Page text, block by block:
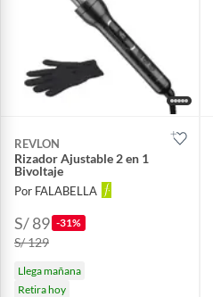
REVLON
Rizador Ajustable 2 en 1
Bivoltaje
Por FALABELLA
S/ 89 -31%
S/ 129
Llega mañana
Retira hoy